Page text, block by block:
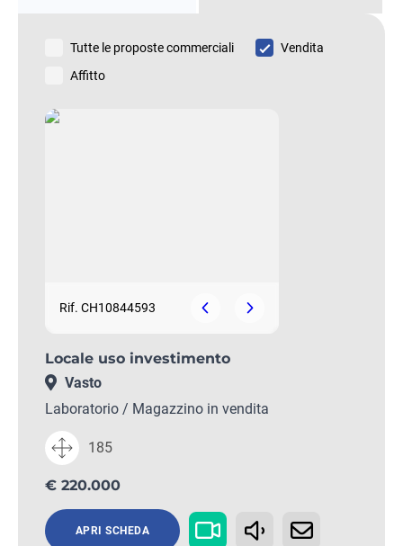
Tutte le proposte commerciali
Vendita
Affitto
Rif. CH10844593
Locale uso investimento
Vasto
Laboratorio / Magazzino in vendita
185
€ 220.000
APRI SCHEDA